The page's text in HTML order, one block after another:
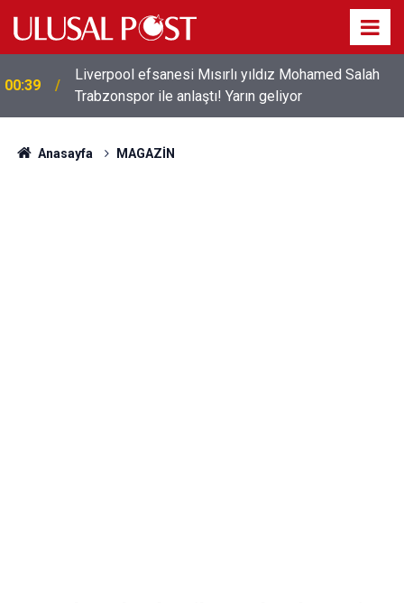
00:39
Liverpool efsanesi Mısırlı yıldız Mohamed Salah
Trabzonspor ile anlaştı! Yarın geliyor
Anasayfa MAGAZİN